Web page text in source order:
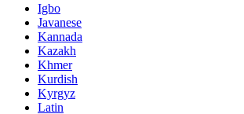
Igbo
Javanese
Kannada
Kazakh
Khmer
Kurdish
Kyrgyz
Latin